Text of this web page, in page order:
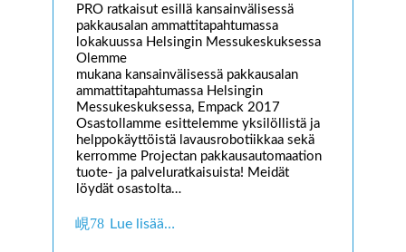
PRO ratkaisut esillä kansainvälisessä
pakkausalan ammattitapahtumassa
lokakuussa Helsingin Messukeskuksessa
Olemme
mukana kansainvälisessä pakkausalan
ammattitapahtumassa Helsingin
Messukeskuksessa, Empack 2017
Osastollamme esittelemme yksilöllistä ja
helppokäyttöistä lavausrobotiikkaa sekä
kerromme Projectan pakkausautomaation
tuote- ja palveluratkaisuista! Meidät
löydät osastolta…
Lue lisää…